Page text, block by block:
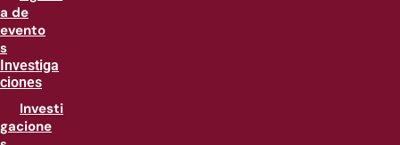
a de
evento
s
Investiga
ciones
Investi
gacione